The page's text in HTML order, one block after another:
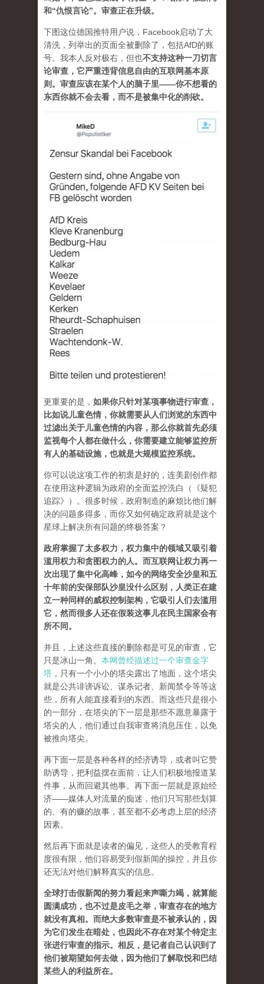
和“仇恨言论”。审查正在升级。
下图这位德国推特用户说，Facebook启动了大
清洗，列举出的页面全被删除了，包括AfD的账
号。我本人反对极右，但也不支持这种一刀切言
论审查，它严重违背信息自由的互联网基本原
则。审查应该在某个人的脑子里——你不想看的
东西你就不会去看，而不是被集中化的削砍。
更重要的是， 如果你只针对某项事物进行审查，
比如说儿童色情，你就需要从人们浏览的东西中
过滤出关于儿童色情的内容，那么你就首先必须
监视每个人都在做什么，你需要建立能够监控所
有人的基础设施，也就是大规模监控系统。
你可以说这项工作的初衷是好的，连美剧创作都
在使用这种逻辑为政府的全面监控洗白（《疑犯
追踪》）。很多时候，政府制造的麻烦比他们解
决的问题多得多，而你又如何确定政府就是这个
星球上解决所有问题的终极答案？
政府掌握了太多权力，权力集中的领域又吸引着
滥用权力和贪图权力的人。而互联网让权力再一
次出现了集中化高峰，如今的网络安全沙皇和五
十年前的安保部队沙皇没什么区别，人类正在建
立一种同样的威权控制架构，它吸引人们去滥用
它，然而很多人还在假装这事儿在民主国家会有
所不同。
并且，上述这些直接的删除都是可见的审查，它
只是冰山一角。 本网曾经描述过一个审查金字
塔 ，只有一个小小的塔尖露出了地面，这个塔尖
就是公共诽谤诉讼、谋杀记者、新闻禁令等等这
些，所有人能直接看到的东西。而这些只是很小
的一部分，在塔尖的下一层是那些不愿意暴露于
塔尖的人，他们通过自我审查将消息压住，以免
被推向塔尖。
再下面一层是各种各样的经济诱导，或者叫它赞
助诱导，把利益摆在面前，让人们积极地报道某
件事，从而回避其他事。再下面一层就是原始经
济——媒体人对流量的痴迷，他们只写那些划算
的、有的赚的故事，甚至都不必考虑上层的经济
因素。
然后再下面就是读者的偏见，这些人的受教育程
度很有限，他们容易受到假新闻的操控，并且你
还无法对他们解释真实的信息。
全球打击假新闻的努力看起来声嘶力竭，就算能
圆满成功，也不过是皮毛之举，审查存在的地方
就没有真相。而绝大多数审查是不被承认的，因
为它们发生在暗处，也因此不存在对某个特定主
张进行审查的指示。相反，是记者自己认识到了
他们被期望如何去做，因为他们了解取悦和巴结
某些人的利益所在。